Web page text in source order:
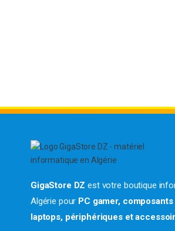
GigaStore DZ est votre boutique
Algérie pour PC gamer,
laptops, périphériques et